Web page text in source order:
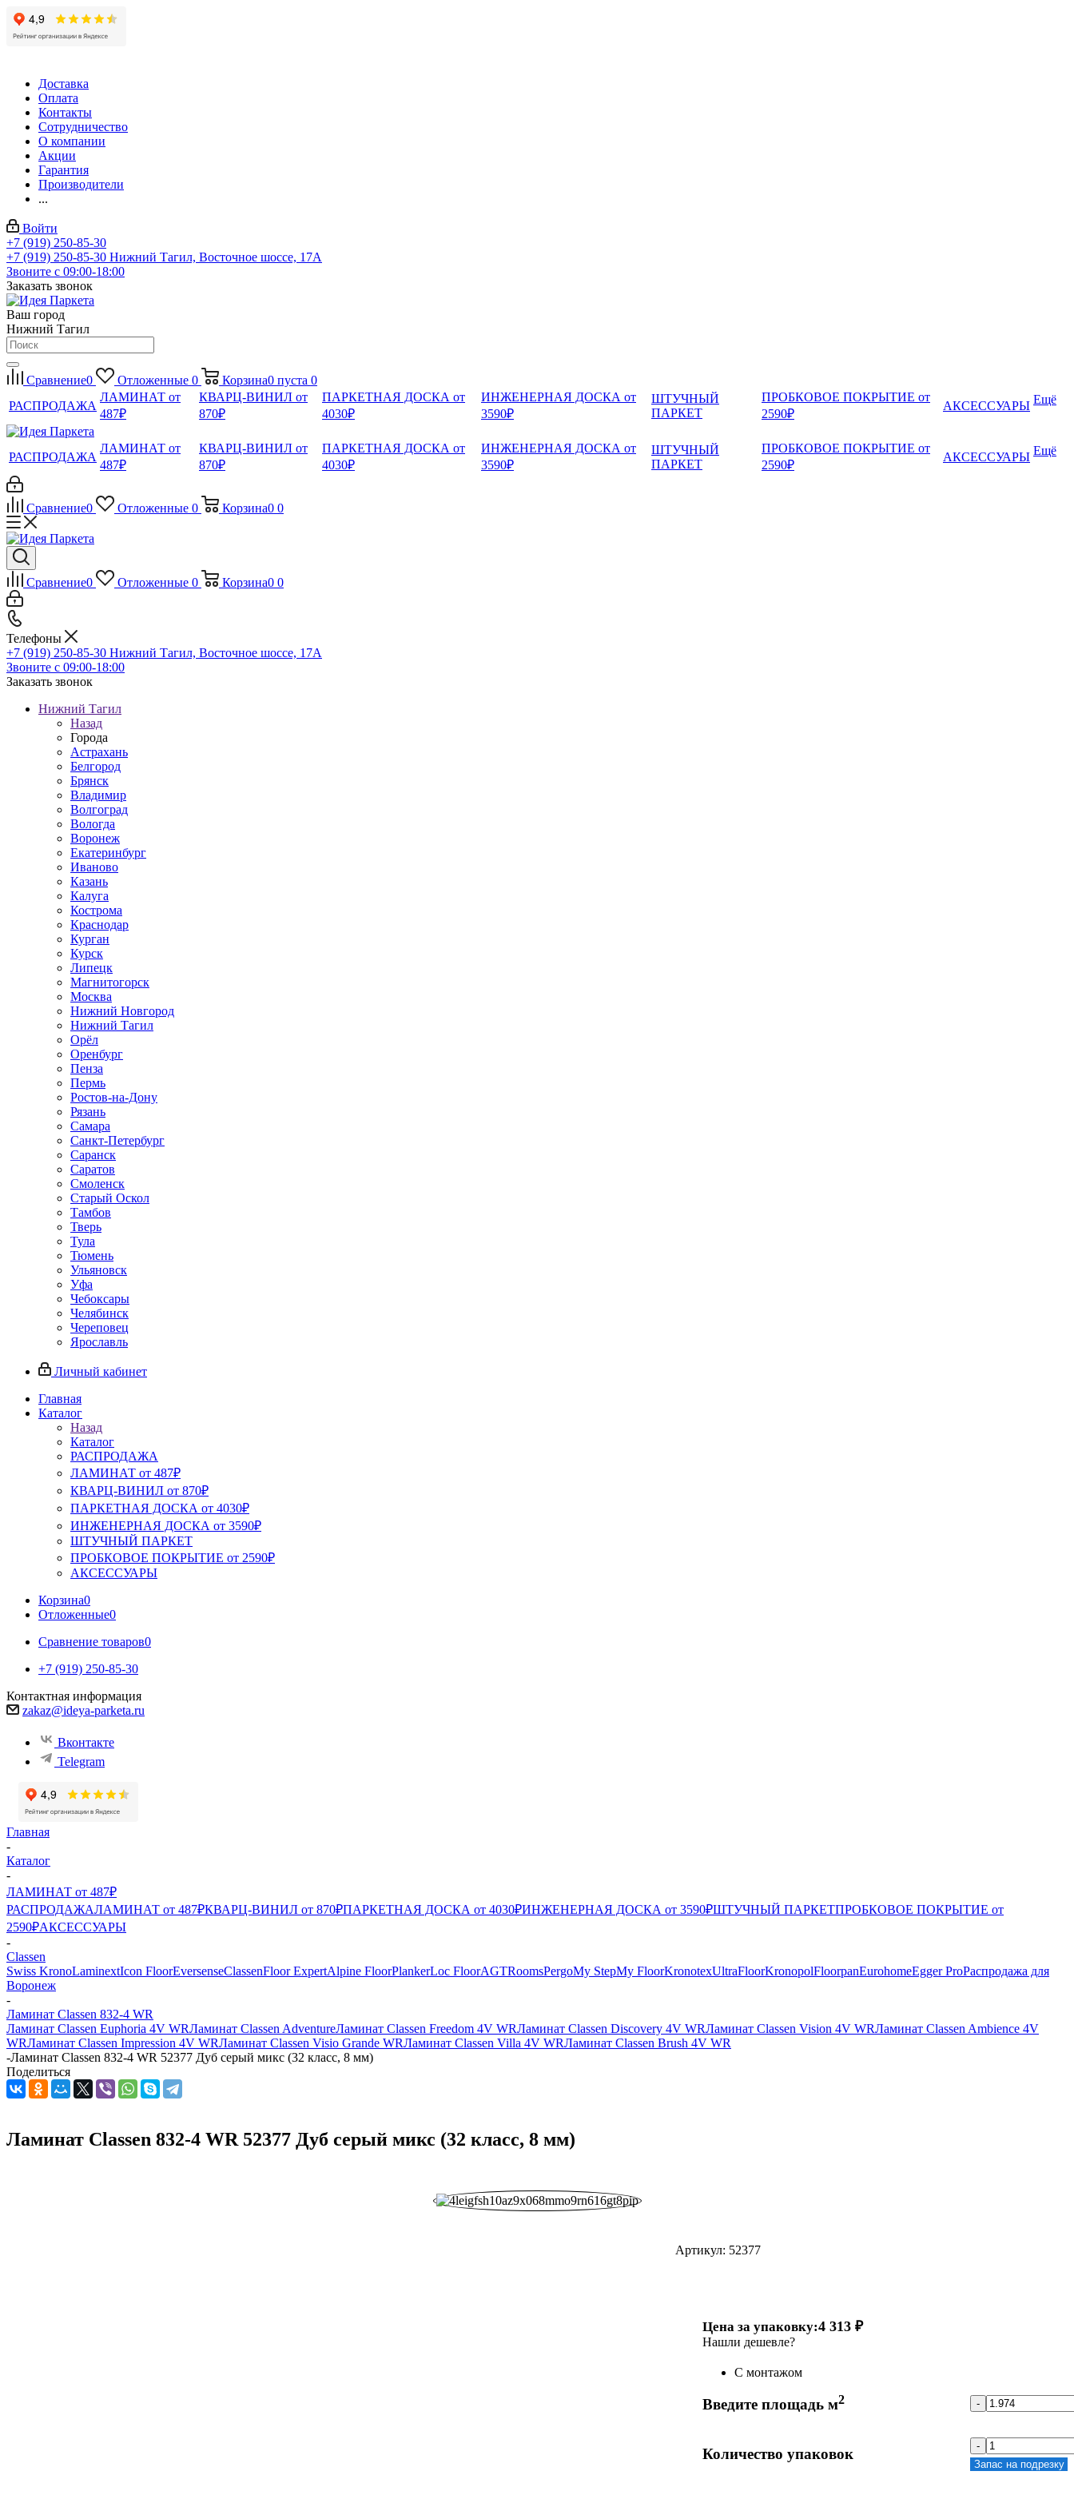
Доставка
Оплата
Контакты
Сотрудничество
О компании
Акции
Гарантия
Производители
...
Войти
+7 (919) 250-85-30
+7 (919) 250-85-30 Нижний Тагил, Восточное шоссе, 17А
Звоните с 09:00-18:00
Заказать звонок
Ваш город
Нижний Тагил
Сравнение0 Отложенные 0 Корзина0 пуста 0
РАСПРОДАЖА
ЛАМИНАТ от
487₽
КВАРЦ-ВИНИЛ от
870₽
ПАРКЕТНАЯ ДОСКА от
4030₽
ИНЖЕНЕРНАЯ ДОСКА от
3590₽
ШТУЧНЫЙ
ПАРКЕТ
ПРОБКОВОЕ ПОКРЫТИЕ от
2590₽
АКСЕССУАРЫ Ещё
РАСПРОДАЖА
ЛАМИНАТ от
487₽
КВАРЦ-ВИНИЛ от
870₽
ПАРКЕТНАЯ ДОСКА от
4030₽
ИНЖЕНЕРНАЯ ДОСКА от
3590₽
ШТУЧНЫЙ
ПАРКЕТ
ПРОБКОВОЕ ПОКРЫТИЕ от
2590₽
АКСЕССУАРЫ Ещё
Сравнение0 Отложенные 0 Корзина0 0
Сравнение0 Отложенные 0 Корзина0 0
Телефоны
+7 (919) 250-85-30 Нижний Тагил, Восточное шоссе, 17А
Звоните с 09:00-18:00
Заказать звонок
Нижний Тагил
Назад
Города
Астрахань
Белгород
Брянск
Владимир
Волгоград
Вологда
Воронеж
Екатеринбург
Иваново
Казань
Калуга
Кострома
Краснодар
Курган
Курск
Липецк
Магнитогорск
Москва
Нижний Новгород
Нижний Тагил
Орёл
Оренбург
Пенза
Пермь
Ростов‑на‑Дону
Рязань
Самара
Санкт‑Петербург
Саранск
Саратов
Смоленск
Старый Оскол
Тамбов
Тверь
Тула
Тюмень
Ульяновск
Уфа
Чебоксары
Челябинск
Череповец
Ярославль
Личный кабинет
Главная
Каталог
Назад
Каталог
РАСПРОДАЖА
ЛАМИНАТ от 487₽
КВАРЦ-ВИНИЛ от 870₽
ПАРКЕТНАЯ ДОСКА от 4030₽
ИНЖЕНЕРНАЯ ДОСКА от 3590₽
ШТУЧНЫЙ ПАРКЕТ
ПРОБКОВОЕ ПОКРЫТИЕ от 2590₽
АКСЕССУАРЫ
Корзина0
Отложенные0
Сравнение товаров0
+7 (919) 250-85-30
Контактная информация
zakaz@ideya-parketa.ru
Вконтакте
Telegram
Главная
-
Каталог
-
ЛАМИНАТ от 487₽
РАСПРОДАЖАЛАМИНАТ от 487₽КВАРЦ-ВИНИЛ от 870₽ПАРКЕТНАЯ ДОСКА от 4030₽ИНЖЕНЕРНАЯ ДОСКА от 3590₽ШТУЧНЫЙ ПАРКЕТПРОБКОВОЕ ПОКРЫТИЕ от
2590₽АКСЕССУАРЫ
-
Classen
Swiss KronoLaminextIcon FloorEversenseClassenFloor ExpertAlpine FloorPlankerLoc FloorAGTRoomsPergoMy StepMy FloorKronotexUltraFloorKronopolFloorpanEurohomeEgger ProРаспродажа для
Воронеж
-
Ламинат Classen 832-4 WR
Ламинат Classen Euphoria 4V WRЛаминат Classen AdventureЛаминат Classen Freedom 4V WRЛаминат Classen Discovery 4V WRЛаминат Classen Vision 4V WRЛаминат Classen Ambience 4V
WRЛаминат Classen Impression 4V WRЛаминат Classen Visio Grande WRЛаминат Classen Villa 4V WRЛаминат Classen Brush 4V WR
-Ламинат Classen 832-4 WR 52377 Дуб серый микс (32 класс, 8 мм)
Поделиться
Ламинат Classen 832-4 WR 52377 Дуб серый микс (32 класс, 8 мм)
Артикул: 52377
Цена за упаковку:4 313 ₽
Нашли дешевле?
С монтажом
Введите площадь м2 -
Количество упаковок
-
Запас на подрезку